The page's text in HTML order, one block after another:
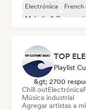
Electrónica French
Melodic &
TOP
Playlist
&gt; 2700
Chill outElectrónica
Música industrial
Agregar artistas a